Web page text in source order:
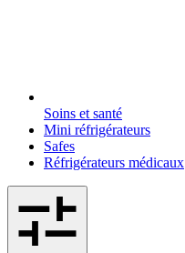
Soins et santé
Mini réfrigérateurs
Safes
Réfrigérateurs médicaux